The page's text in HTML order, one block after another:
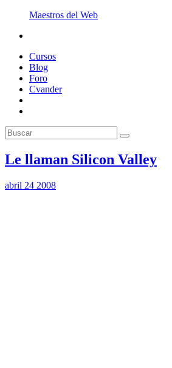
Maestros del Web
Cursos
Blog
Foro
Cvander
Le llaman Silicon Valley
abril 24 2008